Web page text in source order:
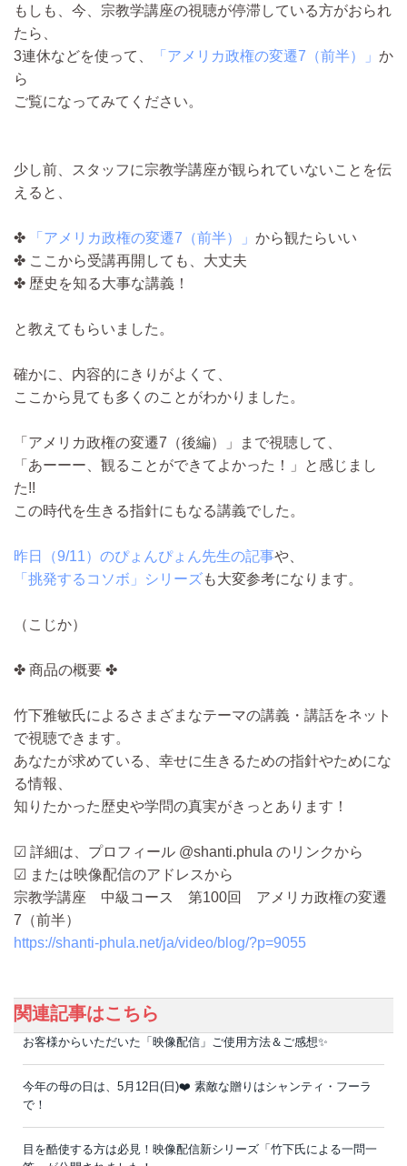
もしも、今、宗教学講座の視聴が停滞している方がおられ
たら、
3連休などを使って、
「アメリカ政権の変遷7（前半）」 か
ら
ご覧になってみてください。
少し前、スタッフに宗教学講座が観られていないことを伝
えると、
✤ 「アメリカ政権の変遷7（前半）」 から観たらいい
✤ ここから受講再開しても、大丈夫
✤ 歴史を知る大事な講義！
と教えてもらいました。
確かに、内容的にきりがよくて、
ここから見ても多くのことがわかりました。
「アメリカ政権の変遷7（後編）」まで視聴して、
「あーーー、観ることができてよかった！」と感じまし
た!!
この時代を生きる指針にもなる講義でした。
昨日（9/11）のぴょんぴょん先生の記事や、
「挑発するコソボ」シリーズも大変参考になります。
（こじか）
✤ 商品の概要 ✤
竹下雅敏氏によるさまざまなテーマの講義・講話をネット
で視聴できます。
あなたが求めている、幸せに生きるための指針やためにな
る情報、
知りたかった歴史や学問の真実がきっとあります！
☑ 詳細は、プロフィール @shanti.phula のリンクから
☑ または映像配信のアドレスから
宗教学講座 中級コース 第100回 アメリカ政権の変遷
7（前半）
https://shanti-phula.net/ja/video/blog/?p=9055
関連記事はこちら
お客様からいただいた「映像配信」ご使用方法＆ご感想✨
今年の母の日は、5月12日(日)❤️ 素敵な贈りはシャンティ・フーラ
で！
目を酷使する方は必見！映像配信新シリーズ「竹下氏による一問一